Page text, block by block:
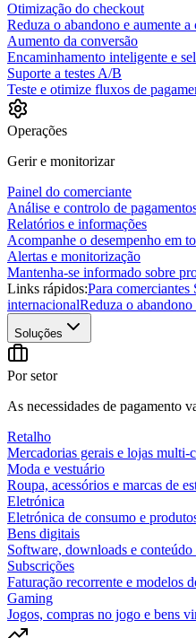
Otimização do checkout
Reduza o abandono e aumente a
Aumento da conversão
Encaminhamento inteligente e
Suporte a testes A/B
Teste e otimize fluxos de
Operações
Gerir e monitorizar
Painel do comerciante
Análise e controlo de
Relatórios e informações
Acompanhe o desempenho em
Alertas e monitorização
Mantenha-se informado sobre
Links rápidos:Para comerciantes
internacionalReduza o
Soluções
Por setor
As necessidades de pagamento
Retalho
Mercadorias gerais e lojas multi-
Moda e vestuário
Roupa, acessórios e marcas de
Eletrónica
Eletrónica de consumo e
Bens digitais
Software, downloads e
Subscrições
Faturação recorrente e modelos
Gaming
Jogos, compras no jogo e bens